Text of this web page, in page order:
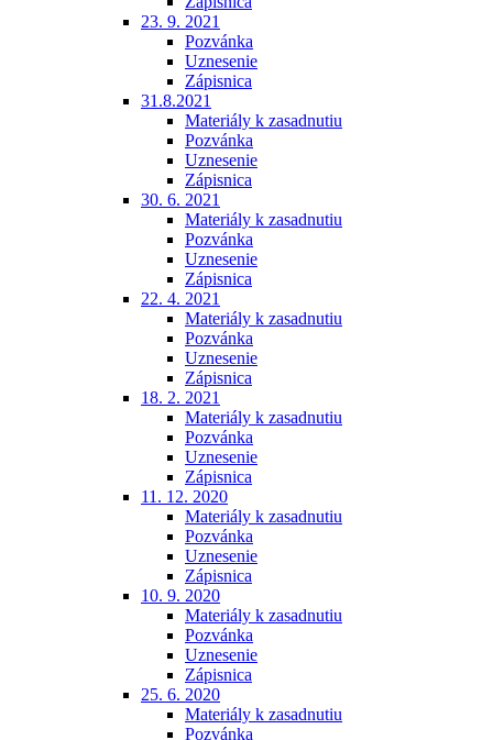
23. 9. 2021
Pozvánka
Uznesenie
Zápisnica
31.8.2021
Materiály k zasadnutiu
Pozvánka
Uznesenie
Zápisnica
30. 6. 2021
Materiály k zasadnutiu
Pozvánka
Uznesenie
Zápisnica
22. 4. 2021
Materiály k zasadnutiu
Pozvánka
Uznesenie
Zápisnica
18. 2. 2021
Materiály k zasadnutiu
Pozvánka
Uznesenie
Zápisnica
11. 12. 2020
Materiály k zasadnutiu
Pozvánka
Uznesenie
Zápisnica
10. 9. 2020
Materiály k zasadnutiu
Pozvánka
Uznesenie
Zápisnica
25. 6. 2020
Materiály k zasadnutiu
Pozvánka